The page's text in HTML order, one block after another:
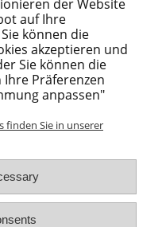
wurden unsere
entwickelt. Sie können und
eingesetzt werden. Es ist
der Polyneuropathie
der Website
auf Ihre
können die
akzeptieren und
Sie können die
Präferenzen
anpassen"
finden Sie in unserer